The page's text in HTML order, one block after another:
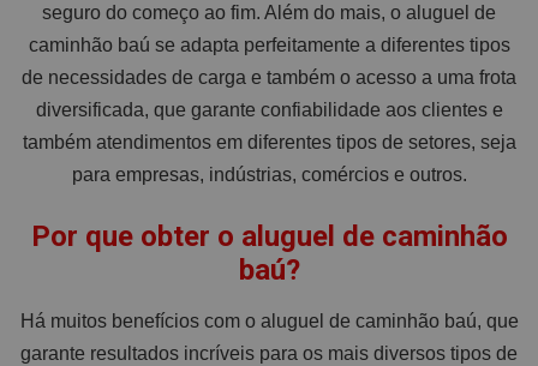
seguro do começo ao fim. Além do mais, o aluguel de
caminhão baú se adapta perfeitamente a diferentes tipos
de necessidades de carga e também o acesso a uma frota
diversificada, que garante confiabilidade aos clientes e
também atendimentos em diferentes tipos de setores, seja
para empresas, indústrias, comércios e outros.
Por que obter o aluguel de caminhão
baú?
Há muitos benefícios com o aluguel de caminhão baú, que
garante resultados incríveis para os mais diversos tipos de